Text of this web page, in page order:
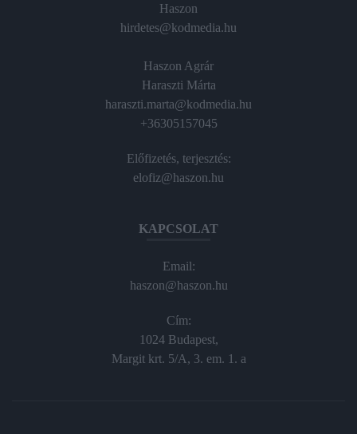
Haszon
hirdetes@kodmedia.hu
Haszon Agrár
Haraszti Márta
haraszti.marta@kodmedia.hu
+36305157045
Előfizetés, terjesztés:
elofiz@haszon.hu
KAPCSOLAT
Email:
haszon@haszon.hu
Cím:
1024 Budapest,
Margit krt. 5/A, 3. em. 1. a